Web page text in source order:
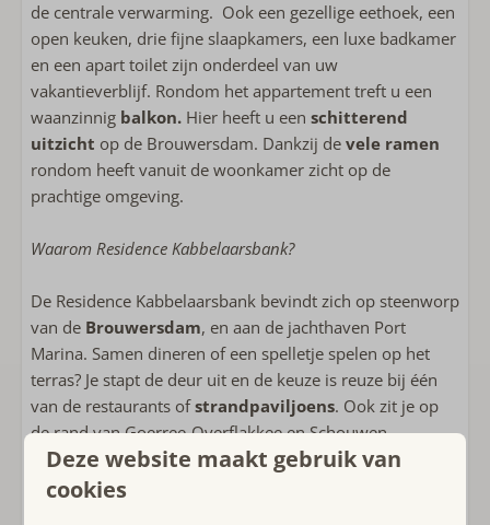
Handdoeken inbegrepen
Badkamer op begane grond
Inloopdouche
Apart toilet
Slaapkamer(s)
Éénpersoonsbed: 6
Airconditioning op slaapkamer(s)
Geschikt voor kinderen
Kindvriendelijk
Ligging accommodatie
Aan de haven
Rustig gelegen
de centrale verwarming. Ook een gezellige eethoek, een
open keuken, drie fijne slaapkamers, een luxe badkamer
en een apart toilet zijn onderdeel van uw
vakantieverblijf. Rondom het appartement treft u een
waanzinnig balkon. Hier heeft u een schitterend
uitzicht op de Brouwersdam. Dankzij de vele ramen
rondom heeft vanuit de woonkamer zicht op de
prachtige omgeving.
Waarom Residence Kabbelaarsbank?
De Residence Kabbelaarsbank bevindt zich op steenworp
van de Brouwersdam, en aan de jachthaven Port
Marina. Samen dineren of een spelletje spelen op het
terras? Je stapt de deur uit en de keuze is reuze bij één
van de restaurants ofstrandpaviljoens. Ook zit je op
de rand van Goerree-Overflakkee en Schouwen-
Duivenland, genoeg te verkennen dus in de omgeving
Voor strand-, zee-, en watersportliefhebbers is dit
Deze website maakt gebruik van
cookies